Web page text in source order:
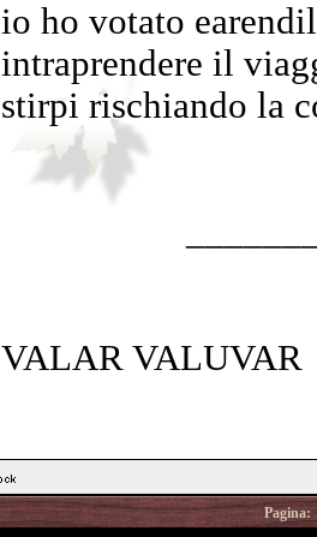
io ho votato
intraprendere il
stirpi rischiando la
VALAR VALUVAR
Pagina: